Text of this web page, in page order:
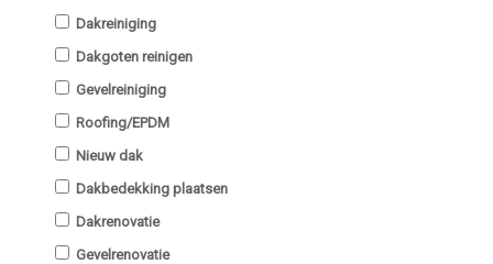
Dakreiniging
Dakgoten reinigen
Gevelreiniging
Roofing/EPDM
Nieuw dak
Dakbedekking plaatsen
Dakrenovatie
Gevelrenovatie